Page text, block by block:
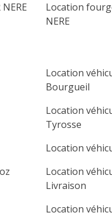
Location
Bourgueil
Location
Tyrosse
Location
Location
Livraison
Location
Location
NERE